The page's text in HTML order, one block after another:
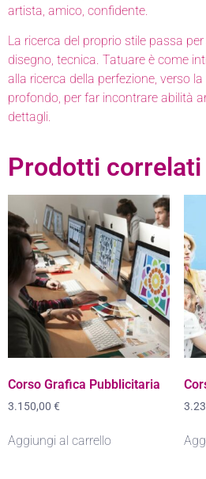
artista, amico, confidente.
La ricerca del proprio stile passa
disegno, tecnica. Tatuare è come
alla ricerca della perfezione, verso
profondo, per far incontrare abilità
dettagli.
Prodotti correlati
Corso Grafica Pubblicitaria
3.150,00 €
Aggiungi al carrello